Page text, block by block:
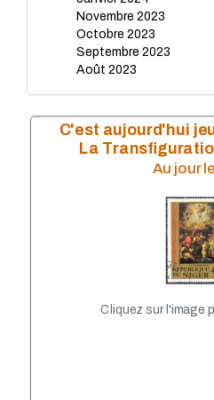
Novembre 2023
Octobre 2023
Septembre 2023
Août 2023
Mai 2023
Avril 2023
Septembre 2022
Mai 2022
Avril 2022
C'est aujourd'hui
La
Au jour
Cliquez sur l'image